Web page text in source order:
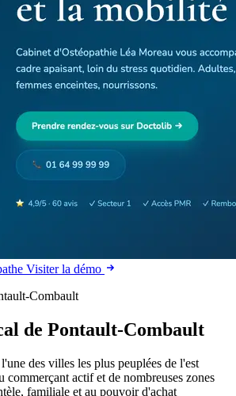
Visiter la démo
Combault
de Pontault-Combault
des villes les plus peuplées de l'est
commerçant actif et de nombreuses zones
familiale et au pouvoir d'achat